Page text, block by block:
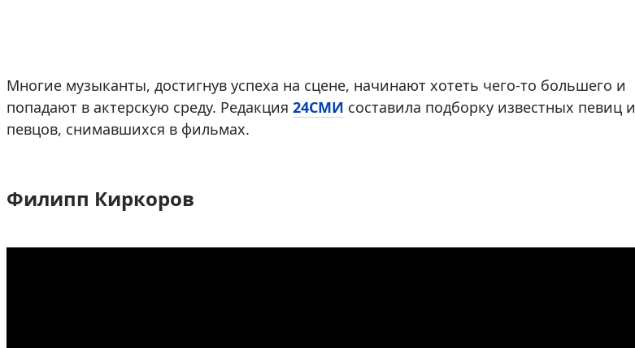
Многие музыканты, достигнув успеха на сцене, начинают хотеть чего-то большего и
попадают в актерскую среду. Редакция 24СМИ составила подборку известных певиц и
певцов, снимавшихся в фильмах.
Филипп Киркоров